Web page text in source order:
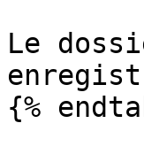
Le
{%